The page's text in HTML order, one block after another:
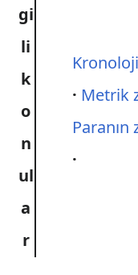
gi
li
k
o
n
ul
a
r
Kronoloji
Metrik